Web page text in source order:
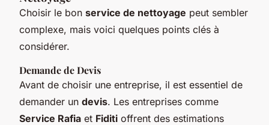
Choisir le bon service de nettoyage peut sembler
complexe, mais voici quelques points clés à
considérer.
Demande de Devis
Avant de choisir une entreprise, il est essentiel de
demander un devis. Les entreprises comme
Service Rafia et Fiditi offrent des estimations